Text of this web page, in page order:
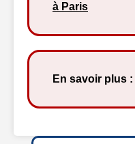
à Paris
En savoir plus :